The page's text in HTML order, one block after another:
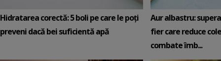
Hidratarea corectă: 5 boli pe care le poți
preveni dacă bei suficientă apă
Aur albastru:
fier care reduce
combate îmb...